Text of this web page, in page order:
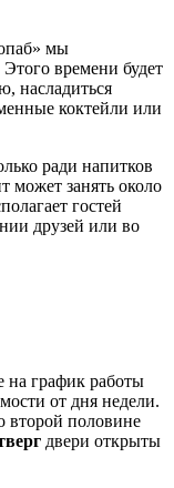
мы
Этого времени будет
насладиться
коктейли или
ради напитков
может занять около
гостей
друзей или во
на график работы
от дня недели.
второй половине
двери открыты